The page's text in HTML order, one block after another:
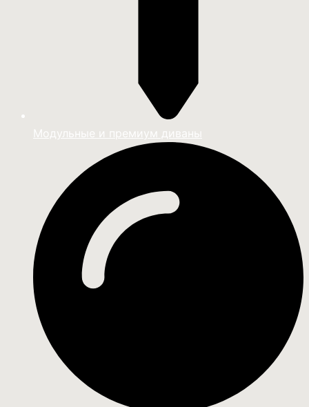
Модульные и премиум диваны